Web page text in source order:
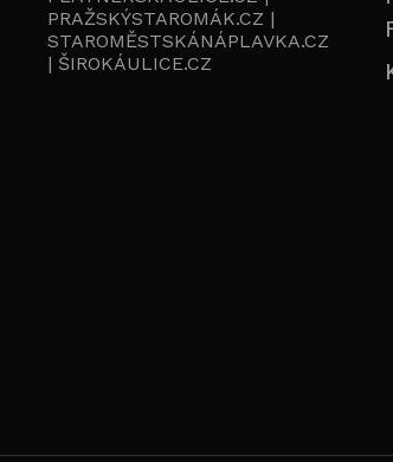
PRAŽSKÝSTAROMÁK.CZ |
STAROMĚSTSKÁNÁPLAVKA.CZ
| ŠIROKÁULICE.CZ